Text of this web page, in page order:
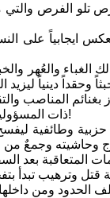
تلو الفرص
ايجابياً على
والعُهر
بغنائم
ذات المسؤولية التي هبطت عليهم فجأة!
وطائفية